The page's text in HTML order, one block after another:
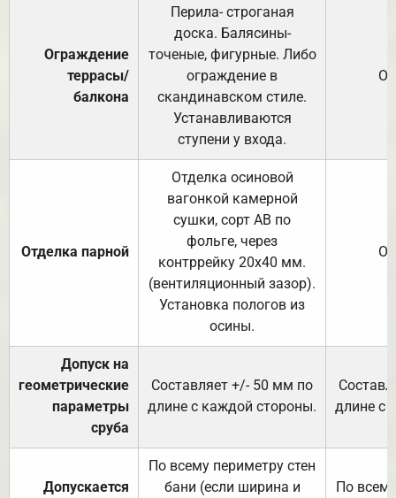
Ограждение
террасы/
балкона
Перила- строганая
доска. Балясины-
точеные, фигурные. Либо
ограждение в
скандинавском стиле.
Устанавливаются
ступени у входа.
Отделка парной
Отделка осиновой
вагонкой камерной
сушки, сорт АВ по
фольге, через
контррейку 20х40 мм.
(вентиляционный зазор).
Установка пологов из
осины.
Допуск на
геометрические
параметры
сруба
Составляет +/- 50 мм по
длине с каждой стороны.
длине с
Допускается
По всему периметру стен
бани (если ширина и
По